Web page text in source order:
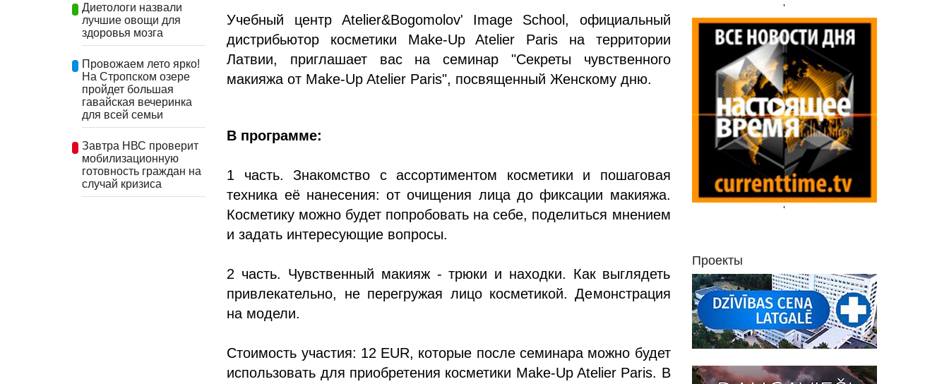
Диетологи назвали
лучшие овощи для
здоровья мозга
Провожаем лето ярко!
На Стропском озере
пройдет большая
гавайская вечеринка
для всей семьи
Завтра НВС проверит
мобилизационную
готовность граждан на
случай кризиса
Учебный центр Atelier&Bogomolov' Image School, официальный
дистрибьютор косметики Make-Up Atelier Paris на территории
Латвии, приглашает вас на семинар "Секреты чувственного
макияжа от Make-Up Atelier Paris", посвященный Женскому дню.
В программе:
1 часть. Знакомство с ассортиментом косметики и пошаговая
техника её нанесения: от очищения лица до фиксации макияжа.
Косметику можно будет попробовать на себе, поделиться мнением
и задать интересующие вопросы.
2 часть. Чувственный макияж - трюки и находки. Как выглядеть
привлекательно, не перегружая лицо косметикой. Демонстрация
на модели.
Стоимость участия: 12 EUR, которые после семинара можно будет
использовать для приобретения косметики Make-Up Atelier Paris. В
'
'
Проекты